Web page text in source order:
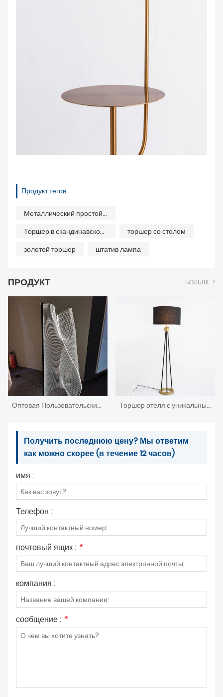
Продукт тегов
Металлический простой торшер
Торшер в скандинавском стиле
торшер со столом
золотой торшер
штатив лампа
ПРОДУКТ БОЛЬШЕ >
Оптовая Пользовательские Креативные Акриловые Торшеры Торшер отеля с уникальным дизайном из Китая Гужен
Получить последнюю цену? Мы ответим
как можно скорее (в течение 12 часов)
имя :
Телефон :
почтовый ящик : *
компания :
сообщение : *